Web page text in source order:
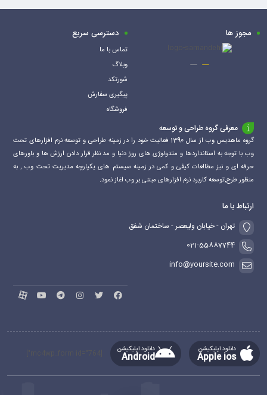
به
مجوز ها دسترسی سریع
تماس با ما
وبلاگ
شورتکد
پیگیری سفارش
فروشگاه
معرفی گروه طراحی و توسعه
گروه ماهدیس وب از سال 1390 فعالیت خود را در زمینه طراحی و توسعه نرم افزارهای تحت
وب با توجه به استانداردها و متدولوژی های روز دنیا و مد نظر قرار دادن ارزش ها و باورهای
حرفه ای و نیز مطالعات کیفی و کمی در زمینه سیستم های یکپارچه مدیریت تحت وب , به
منظور طرح,توسعه کاربرد نرم افزارهای مبتنی بر وب اغاز نمود.
ارتباط با ما
تهران - خیابان ولیعصر - ساختمان شفق
021-55887744
info@yoursite.com
دانلود اپلیکیشن
Apple ios
دانلود اپلیکیشن
Android